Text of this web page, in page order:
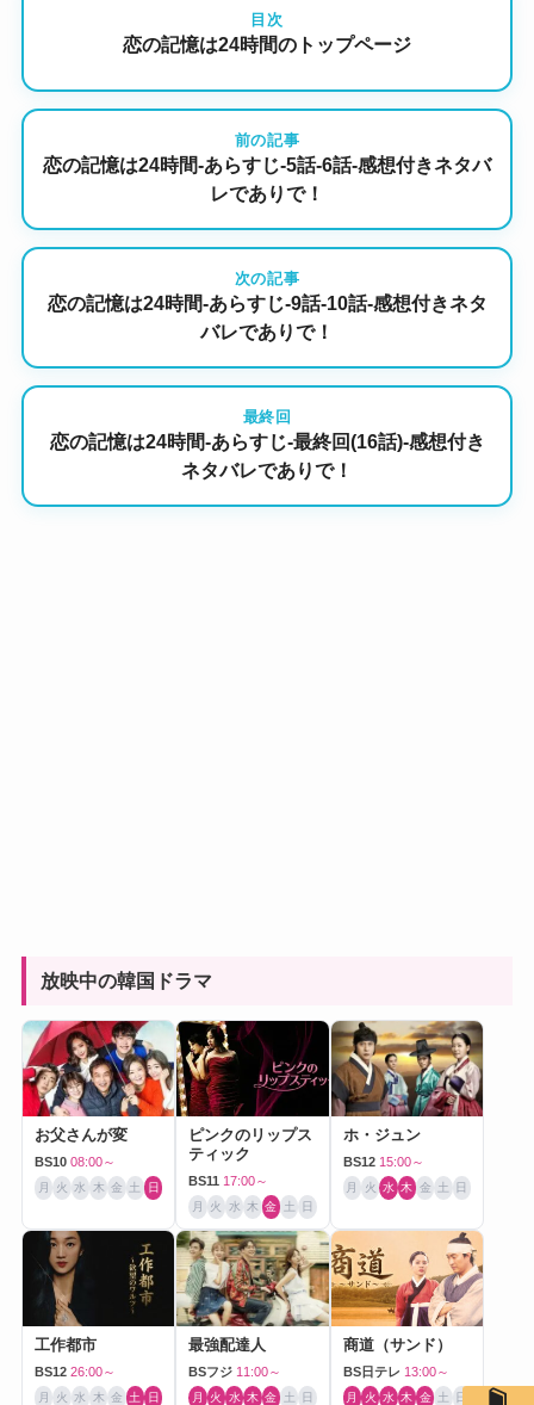
目次
恋の記憶は24時間のトップページ
前の記事
恋の記憶は24時間-あらすじ-5話-6話-感想付きネタバ
レでありで！
次の記事
恋の記憶は24時間-あらすじ-9話-10話-感想付きネタ
バレでありで！
最終回
恋の記憶は24時間-あらすじ-最終回(16話)-感想付き
ネタバレでありで！
放映中の韓国ドラマ
お父さんが変
BS10 08:00～
月 火 水 木 金 土 日
ピンクのリップス
ティック
BS11 17:00～
月 火 水 木 金 土 日
ホ・ジュン
BS12 15:00～
月 火 水 木 金 土 日
工作都市
BS12 26:00～
月 火 水 木 金 土 日
最強配達人
BSフジ 11:00～
月 火 水 木 金 土 日
商道（サンド）
BS日テレ 13:00～
月 火 水 木 金 土 日